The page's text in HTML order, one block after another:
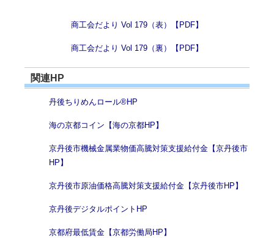
商工会だより Vol 179（表）【PDF】
商工会だより Vol 179（裏）【PDF】
関連HP
丹後ちりめんロール®HP
海の京都コイン【海の京都HP】
京丹後市機械金属業物価高騰対策支援給付金【京丹後市
HP】
京丹後市原油価格高騰対策支援給付金【京丹後市HP】
京丹後デジタルポイントHP
京都府最低賃金【京都労働局HP】